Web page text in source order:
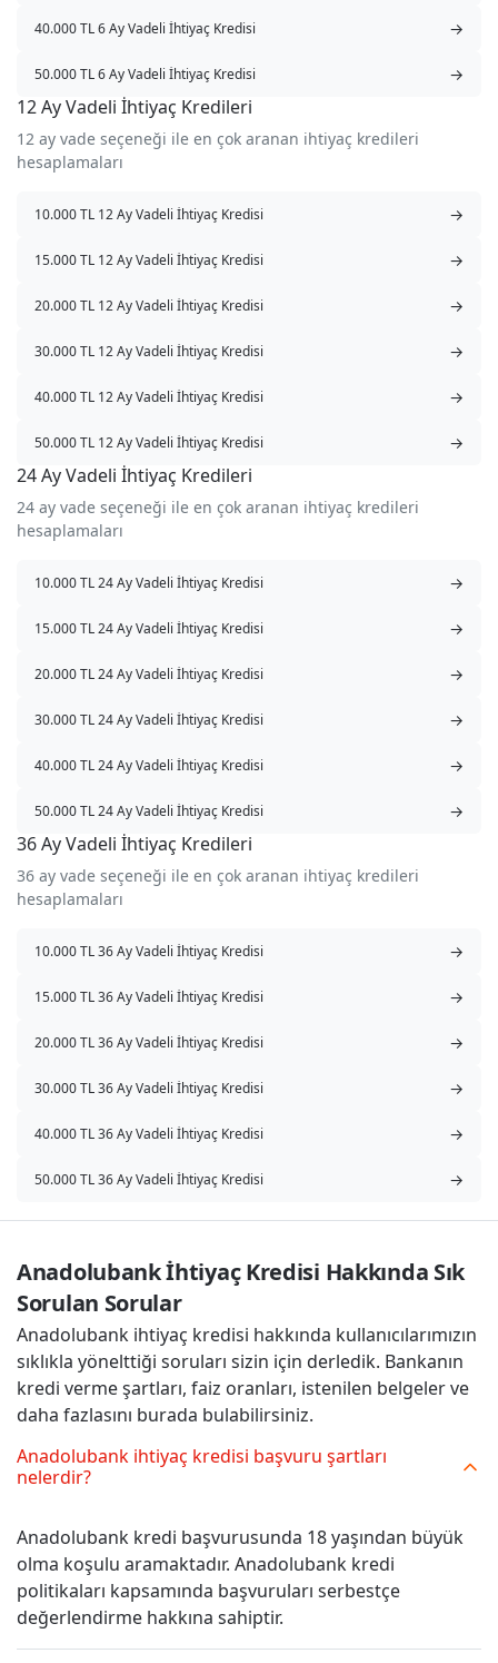
40.000 TL 6 Ay Vadeli İhtiyaç Kredisi →
50.000 TL 6 Ay Vadeli İhtiyaç Kredisi →
12 Ay Vadeli İhtiyaç Kredileri
12 ay vade seçeneği ile en çok aranan ihtiyaç kredileri
hesaplamaları
10.000 TL 12 Ay Vadeli İhtiyaç Kredisi →
15.000 TL 12 Ay Vadeli İhtiyaç Kredisi →
20.000 TL 12 Ay Vadeli İhtiyaç Kredisi →
30.000 TL 12 Ay Vadeli İhtiyaç Kredisi →
40.000 TL 12 Ay Vadeli İhtiyaç Kredisi →
50.000 TL 12 Ay Vadeli İhtiyaç Kredisi →
24 Ay Vadeli İhtiyaç Kredileri
24 ay vade seçeneği ile en çok aranan ihtiyaç kredileri
hesaplamaları
10.000 TL 24 Ay Vadeli İhtiyaç Kredisi →
15.000 TL 24 Ay Vadeli İhtiyaç Kredisi →
20.000 TL 24 Ay Vadeli İhtiyaç Kredisi →
30.000 TL 24 Ay Vadeli İhtiyaç Kredisi →
40.000 TL 24 Ay Vadeli İhtiyaç Kredisi →
50.000 TL 24 Ay Vadeli İhtiyaç Kredisi →
36 Ay Vadeli İhtiyaç Kredileri
36 ay vade seçeneği ile en çok aranan ihtiyaç kredileri
hesaplamaları
10.000 TL 36 Ay Vadeli İhtiyaç Kredisi →
15.000 TL 36 Ay Vadeli İhtiyaç Kredisi →
20.000 TL 36 Ay Vadeli İhtiyaç Kredisi →
30.000 TL 36 Ay Vadeli İhtiyaç Kredisi →
40.000 TL 36 Ay Vadeli İhtiyaç Kredisi →
50.000 TL 36 Ay Vadeli İhtiyaç Kredisi →
Anadolubank İhtiyaç Kredisi Hakkında Sık
Sorulan Sorular
Anadolubank ihtiyaç kredisi hakkında kullanıcılarımızın
sıklıkla yönelttiği soruları sizin için derledik. Bankanın
kredi verme şartları, faiz oranları, istenilen belgeler ve
daha fazlasını burada bulabilirsiniz.
Anadolubank ihtiyaç kredisi başvuru şartları
nelerdir?
Anadolubank kredi başvurusunda 18 yaşından büyük
olma koşulu aramaktadır. Anadolubank kredi
politikaları kapsamında başvuruları serbestçe
değerlendirme hakkına sahiptir.